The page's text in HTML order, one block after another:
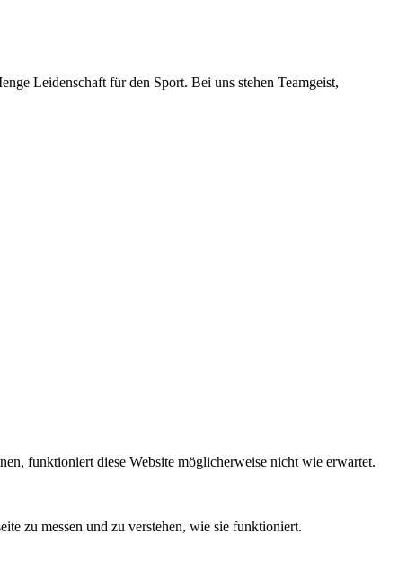
Leidenschaft für den Sport. Bei uns stehen Teamgeist,
funktioniert diese Website möglicherweise nicht wie erwartet.
zu messen und zu verstehen, wie sie funktioniert.